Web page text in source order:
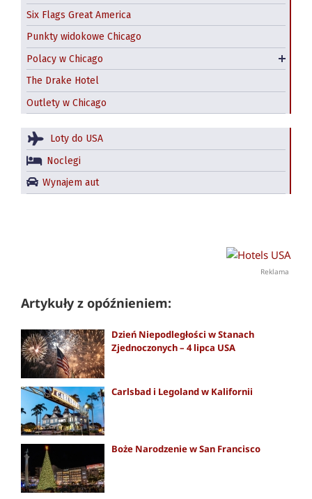
Six Flags Great America
Punkty widokowe Chicago
Polacy w Chicago
Polskie restauracje w Chicago
Jackowo – nadal polska dzielnica Chicago?
The Drake Hotel
Outlety w Chicago
Loty do USA
Noclegi
Wynajem aut
Reklama
Artykuły z opóźnieniem:
Dzień Niepodległości w Stanach
Zjednoczonych – 4 lipca USA
Carlsbad i Legoland w Kalifornii
Boże Narodzenie w San Francisco